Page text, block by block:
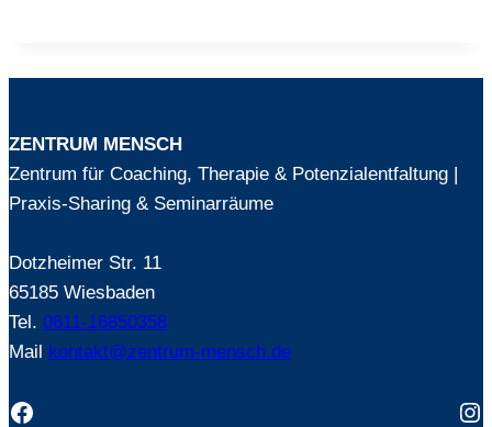
ZENTRUM MENSCH
Zentrum für Coaching, Therapie & Potenzialentfaltung |
Praxis-Sharing & Seminarräume
Dotzheimer Str. 11
65185 Wiesbaden
Tel. 0611-16850358
Mail kontakt@zentrum-mensch.de
Facebook